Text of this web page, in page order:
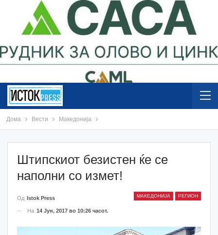
Дома Вести Македонија
Штипскиот безистен ќе се
наполни со измет!
МАКЕДОНИЈА РЕГИОН
Од Istok Press
На 14 Јун, 2017 во 10:26 часот.